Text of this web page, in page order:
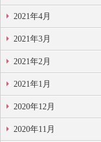
2021年4月
2021年3月
2021年2月
2021年1月
2020年12月
2020年11月